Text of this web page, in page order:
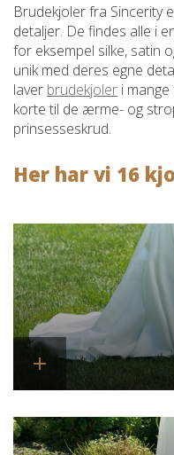
Brudekjoler fra Sincerity
detaljer. De findes alle i
for eksempel silke, satin
unik med deres egne
laver brudekjoler i
korte til de ærme- og
prinsesseskrud.
Her har vi 16